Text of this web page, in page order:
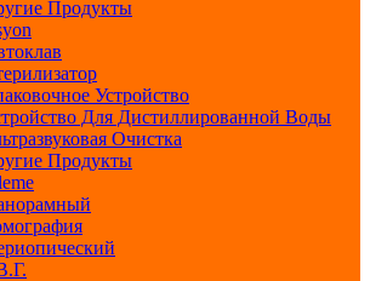
Продукты
Устройство
Для Дистиллированной Воды
Очистка
Продукты